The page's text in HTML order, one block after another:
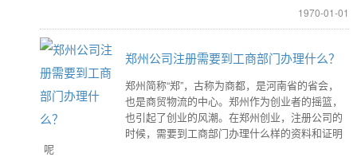
1970-01-01
郑州公司注册需要到工商部门办理什么？
郑州简称“郑”，古称为商都，是河南省的省会，
也是商贸物流的中心。郑州作为创业者的摇篮，
也引起了创业的风潮。在郑州创业，注册公司的
时候，需要到工商部门办理什么样的资料和证明
呢